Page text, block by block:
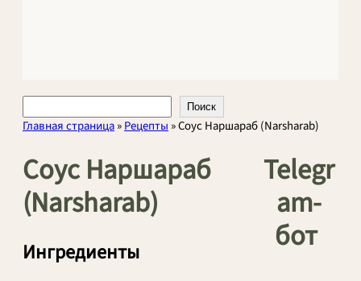
Поиск
Главная страница»Рецепты »Соус Наршараб (Narsharab)
Соус Наршараб
(Narsharab)
Ингредиенты
Telegr
am-
бот